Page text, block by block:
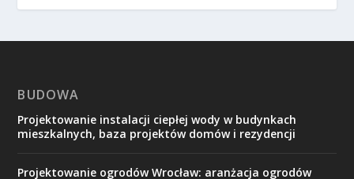
BUDOWA
Projektowanie instalacji ciepłej wody w budynkach
mieszkalnych, baza projektów domów i rezydencji
Projektowanie ogrodów Wrocław: aranżacja ogrodów